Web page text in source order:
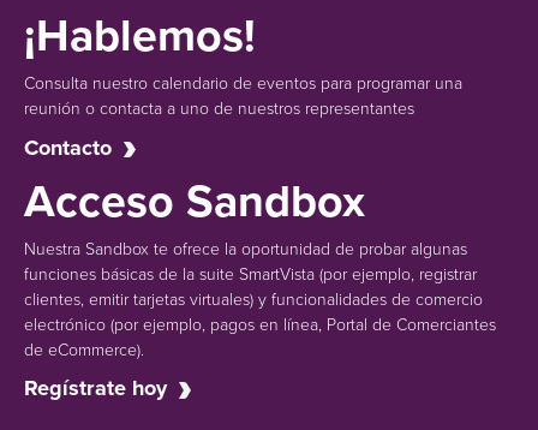
¡Hablemos!
Consulta nuestro calendario de eventos para programar una
reunión o contacta a uno de nuestros representantes
Contacto
Acceso Sandbox
Nuestra Sandbox te ofrece la oportunidad de probar algunas
funciones básicas de la suite SmartVista (por ejemplo, registrar
clientes, emitir tarjetas virtuales) y funcionalidades de comercio
electrónico (por ejemplo, pagos en línea, Portal de Comerciantes
de eCommerce).
Regístrate hoy